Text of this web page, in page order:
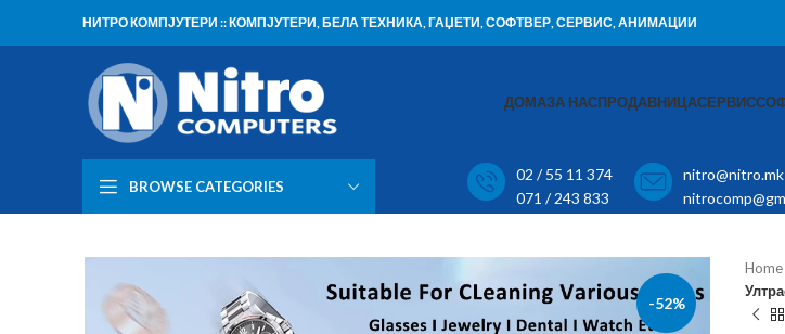
НИТРО КОМПЈУТЕРИ :: КОМПЈУТЕРИ, БЕЛА ТЕХНИКА, ГАЏЕТИ, СОФТВЕР, СЕРВИС, АНИМАЦИИ
ДОМАЗА НАСПРОДАВНИЦАСЕРВИС
BROWSE CATEGORIES
02 / 55 11 374
071 / 243 833
nitro@nitro.mk
-52%
Home